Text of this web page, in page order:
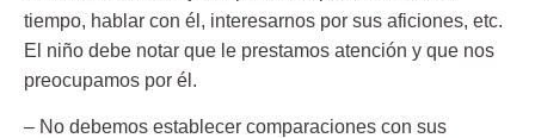
tiempo, hablar con él, interesarnos por sus aficiones, etc.
El niño debe notar que le prestamos atención y que nos
preocupamos por él.
– No debemos establecer comparaciones con sus